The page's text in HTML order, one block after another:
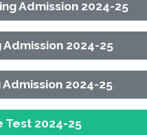
Admission 2024-25
Admission 2024-25
Admission 2024-25
Test 2024-25